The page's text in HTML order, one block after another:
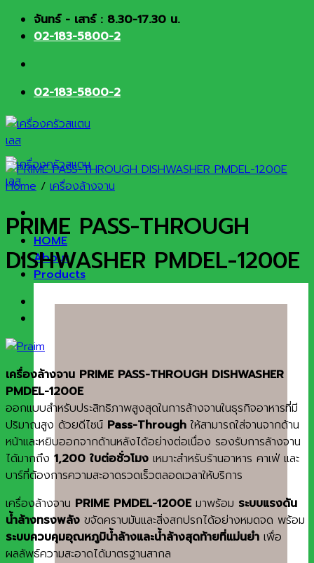
Skip จันทร์ - เสาร์ : 8.30-17.30 น.
02-183-5800-2
02-183-5800-2
HOME
About
Products
Home / เครื่องล้างจาน
PRIME PASS-THROUGH
DISHWASHER PMDEL-1200E
เครื่องล้างจาน PRIME PASS-THROUGH DISHWASHER
PMDEL-1200E
ออกแบบสำหรับประสิทธิภาพสูงสุดในการล้างจานในธุรกิจอาหารที่มี
ปริมาณสูง ด้วยดีไซน์ Pass-Through ให้สามารถใส่จานจากด้าน
หน้าและหยิบออกจากด้านหลังได้อย่างต่อเนื่อง รองรับการล้างจาน
ได้มากถึง 1,200 ใบต่อชั่วโมง เหมาะสำหรับร้านอาหาร คาเฟ่ และ
บาร์ที่ต้องการความสะอาดรวดเร็วตลอดเวลาให้บริการ
เครื่องล้างจาน PRIME PMDEL-1200Eมาพร้อม ระบบแรงดัน
น้ำล้างทรงพลัง ขจัดคราบมันและสิ่งสกปรกได้อย่างหมดจด พร้อม
ระบบควบคุมอุณหภูมิน้ำล้างและน้ำล้างสุดท้ายที่แม่นยำ เพื่อ
ผลลัพธ์ความสะอาดได้มาตรฐานสากล